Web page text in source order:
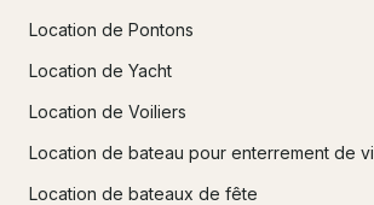
Location de Pontons
Location de Yacht
Location de Voiliers
Location de bateau pour enterrement de
Location de bateaux de fête